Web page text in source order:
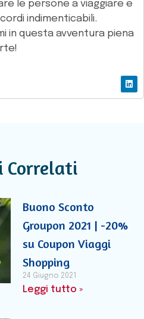
le persone a viaggiare e
indimenticabili.
in questa avventura piena
Correlati
Buono Sconto
Groupon 2021 | -20%
su Coupon Viaggi
Shopping
24 Giugno 2021
Leggi tutto »